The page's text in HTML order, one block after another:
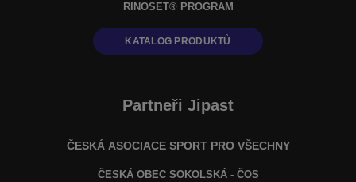
RINOSET® PROGRAM
KATALOG PRODUKTŮ
Partneři Jipast
ČESKÁ ASOCIACE SPORT PRO VŠECHNY
ČESKÁ OBEC SOKOLSKÁ - ČOS